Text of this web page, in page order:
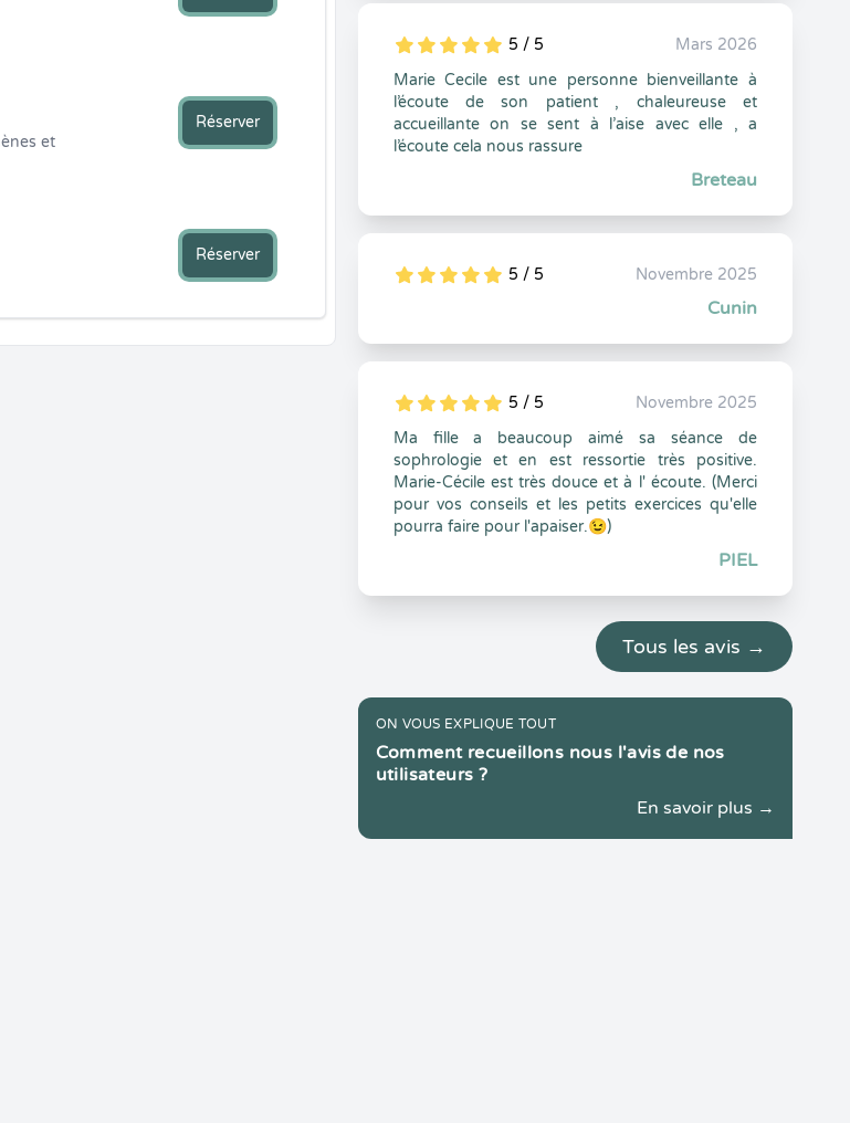
et
Réserver
Réserver
5
1
5
0 5 / 5
Mars 2026
Marie Cecile est une personne bienveillante à
l’écoute de son patient , chaleureuse et
accueillante on se sent à l’aise avec elle , a
l’écoute cela nous rassure
Breteau
5
1
5
0 5 / 5 Novembre 2025
Cunin
5
1
5
0 5 / 5
Novembre 2025
Ma fille a beaucoup aimé sa séance de
sophrologie et en est ressortie très positive.
Marie-Cécile est très douce et à l' écoute. (​Merci
pour vos conseils et les petits exercices qu'elle
pourra faire pour l'apaiser.😉)
PIEL
Tous les avis →
ON VOUS EXPLIQUE TOUT
Comment recueillons nous l'avis de nos
utilisateurs ?
En savoir plus →